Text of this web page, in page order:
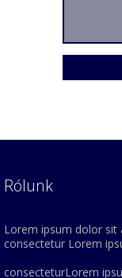
Rólunk
Lorem ipsum dolor
consectetur Lorem
consecteturLorem